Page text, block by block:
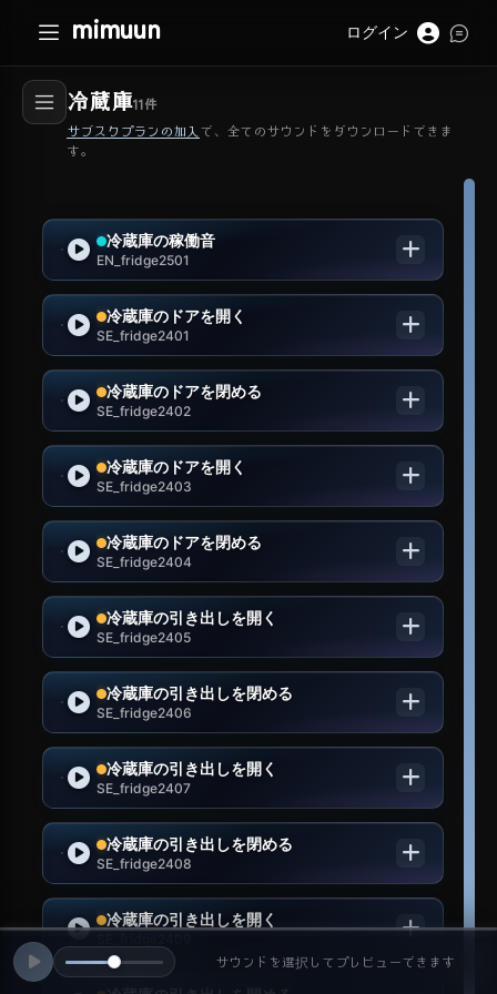
冷蔵庫11件
サブスクプランの加入 で、全てのサウンドをダウンロードできま
す。
冷蔵庫の稼働音
EN_fridge2501
冷蔵庫のドアを開く
SE_fridge2401
冷蔵庫のドアを閉める
SE_fridge2402
冷蔵庫のドアを開く
SE_fridge2403
冷蔵庫のドアを閉める
SE_fridge2404
冷蔵庫の引き出しを開く
SE_fridge2405
冷蔵庫の引き出しを閉める
SE_fridge2406
冷蔵庫の引き出しを開く
SE_fridge2407
冷蔵庫の引き出しを閉める
SE_fridge2408
冷蔵庫の引き出しを開く
サウンドを選択してプレビューできます
mimuun ログイン